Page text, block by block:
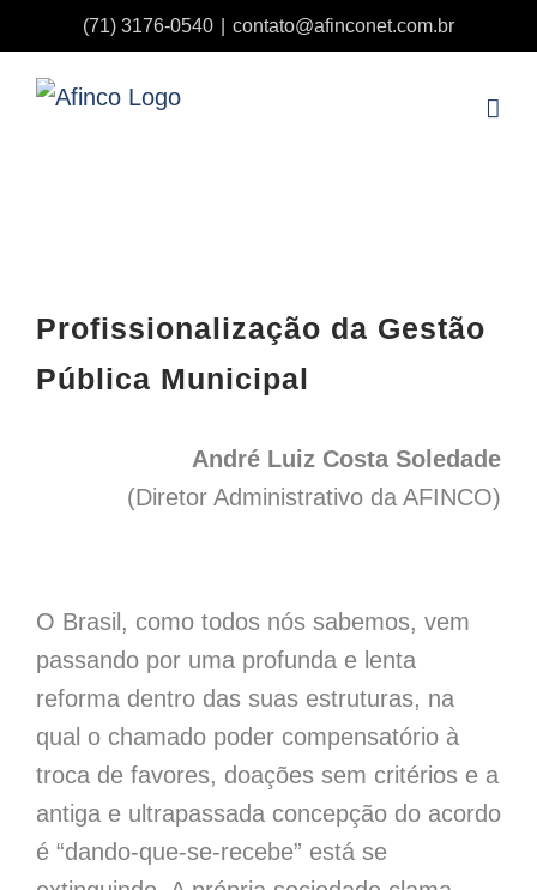
para
(71) 3176-0540 contato@afinconet.com.br
Larger
Image
Profissionalização da Gestão
Pública Municipal
André Luiz Costa Soledade
(Diretor Administrativo da AFINCO)
O Brasil, como todos nós sabemos, vem
passando por uma profunda e lenta
reforma dentro das suas estruturas, na
qual o chamado poder compensatório à
troca de favores, doações sem critérios e a
antiga e ultrapassada concepção do acordo
é “dando-que-se-recebe” está se